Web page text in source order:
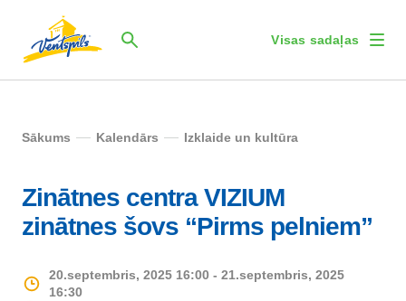
Visas sadaļas
Sākums Kalendārs Izklaide un kultūra
Zinātnes centra VIZIUM
zinātnes šovs “Pirms pelniem”
20.septembris, 2025 16:00 - 21.septembris, 2025
16:30